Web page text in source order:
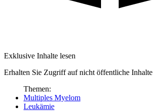
Exklusive Inhalte lesen
Erhalten Sie Zugriff auf nicht öffentliche Inhalte
Themen:
Multiples Myelom
Leukämie